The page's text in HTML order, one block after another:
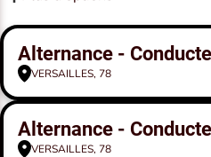
Alternance -
VERSAILLES, 78
Alternance -
VERSAILLES, 78